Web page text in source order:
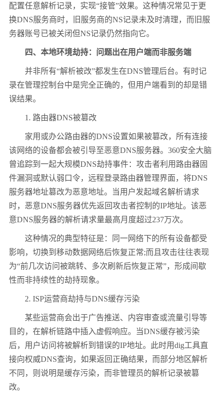
配置任意解析记录，实现“接管”效果。这种情况常见于更
换DNS服务商时，旧服务商的NS记录未及时清理，而旧服
务器账号已被关闭但NS记录仍然指向它。
四、本地环境劫持：问题出在用户端而非服务端
并非所有“解析被改”都发生在DNS管理后台。有时记
录在管理控制台中是完全正确的，但用户端看到的却是错
误结果。
1. 路由器DNS被篡改
家用或办公路由器的DNS设置如果被篡改，所有连接
该网络的设备都会被引导至恶意DNS服务器。360安全大脑
曾追踪到一起大规模DNS劫持事件：攻击者利用路由器固
件漏洞或默认弱口令，远程登录路由器管理界面，将DNS
服务器地址篡改为恶意地址。当用户发起域名解析请求
时，恶意DNS服务器优先返回攻击者控制的IP地址。该恶
意DNS服务器的解析请求量最高月度超过237万次。
这种情况的典型特征是：同一网络下的所有设备都受
影响，切换到移动数据网络后恢复正常;而且攻击往往表现
为“前几次访问被跳转、多次刷新后恢复正常”，形成间歇
性而非持续性的劫持现象。
2. ISP运营商劫持与DNS缓存污染
某些运营商会出于广告推送、内容审查或流量引导等
目的，在解析链路中插入虚假响应。当DNS缓存被污染
后，用户访问将被解析到错误的IP地址。此时用dig工具直
接向权威DNS查询，如果返回正确结果，而部分地区解析
不同，则说明是缓存污染，而非管理员的解析记录被篡
改。